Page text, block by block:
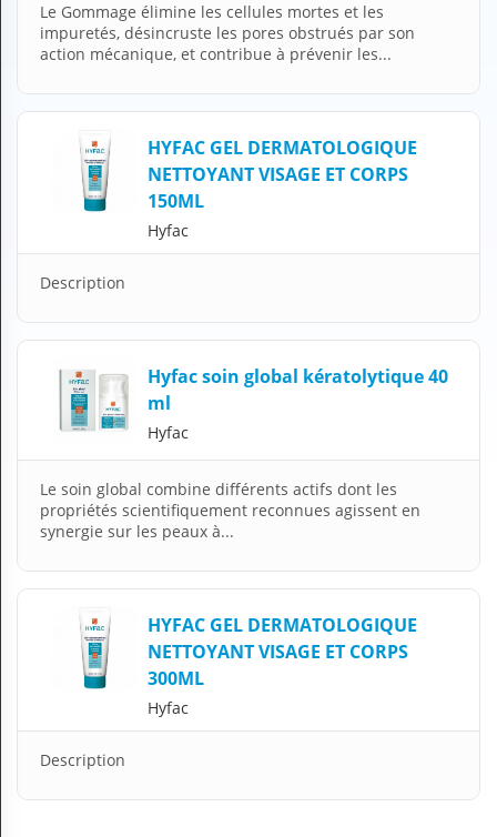
R
C
Professionnel de santé
Pharmacie
Médicament
Questions médicales
Clinique
Vétérinaire
M
T
FR Français
Le Gommage élimine les cellules mortes et les
impuretés, désincruste les pores obstrués par son
action mécanique, et contribue à prévenir les...
HYFAC GEL DERMATOLOGIQUE
NETTOYANT VISAGE ET CORPS
150ML
Hyfac
Description
Hyfac soin global kératolytique 40
ml
Hyfac
Le soin global combine différents actifs dont les
propriétés scientifiquement reconnues agissent en
synergie sur les peaux à...
HYFAC GEL DERMATOLOGIQUE
NETTOYANT VISAGE ET CORPS
300ML
Hyfac
Description